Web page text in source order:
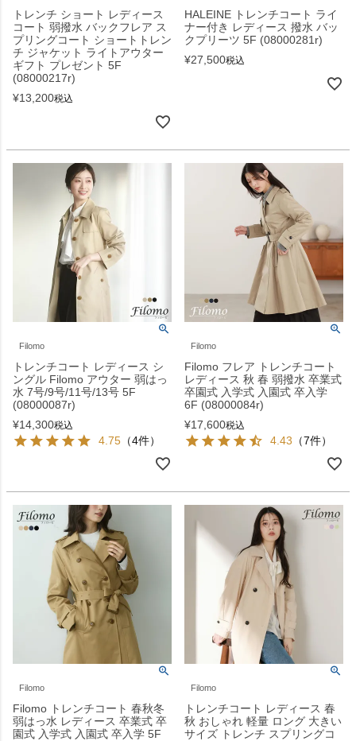
トレンチ ショート レディース
コート 弱撥水 バックフレア ス
プリングコート ショートトレン
チ ジャケット ライトアウター
ギフト プレゼント 5F
(08000217r)
¥13,200税込
HALEINE トレンチコート ライ
ナー付き レディース 撥水 バッ
クプリーツ 5F (08000281r)
¥27,500税込
Filomo
トレンチコート レディース シ
ングル Filomo アウター 弱はっ
水 7号/9号/11号/13号 5F
(08000087r)
¥14,300税込
4.75 （4件）
Filomo
Filomo フレア トレンチコート
レディース 秋 春 弱撥水 卒業式
卒園式 入学式 入園式 卒入学
6F (08000084r)
¥17,600税込
4.43 （7件）
Filomo
Filomo トレンチコート 春秋冬
弱はっ水 レディース 卒業式 卒
園式 入学式 入園式 卒入学 5F
Filomo
トレンチコート レディース 春
秋 おしゃれ 軽量 ロング 大きい
サイズ トレンチ スプリングコ